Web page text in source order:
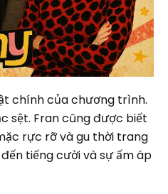
chính của chương trình.
sệt. Fran cũng được biết
rực rỡ và gu thời trang
tiếng cười và sự ấm áp